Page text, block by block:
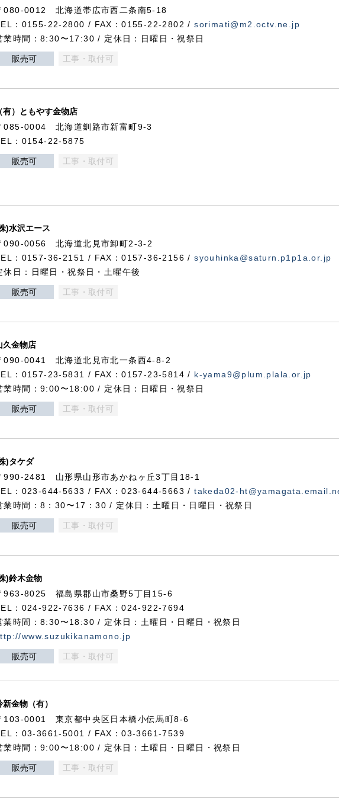
080-0012 北海道帯広市西二条南5-18
：0155-22-2800 / FAX：0155-22-2802 /sorimati@m2.octv.ne.jp
業時間：8:30〜17:30 / 定休日：日曜日・祝祭日
販売可 工事・取付可
有）ともやす金物店
085-0004 北海道釧路市新富町9-3
：0154-22-5875
販売可 工事・取付可
)水沢エース
090-0056 北海道北見市卸町2-3-2
：0157-36-2151 / FAX：0157-36-2156 /syouhinka@saturn.p1p1a.or.jp
休日：日曜日・祝祭日・土曜午後
販売可 工事・取付可
久金物店
090-0041 北海道北見市北一条西4-8-2
：0157-23-5831 / FAX：0157-23-5814 / k-yama9@plum.plala.or.jp
業時間：9:00〜18:00 / 定休日：日曜日・祝祭日
販売可 工事・取付可
)タケダ
990-2481 山形県山形市あかねヶ丘3丁目18-1
：023-644-5633 / FAX：023-644-5663 /takeda02-
業時間：8：30〜17：30 / 定休日：土曜日・日曜日・祝祭日
販売可 工事・取付可
)鈴木金物
963-8025 福島県郡山市桑野5丁目15-6
：024-922-7636 / FAX：024-922-7694
業時間：8:30〜18:30 / 定休日：土曜日・日曜日・祝祭日
www.suzukikanamono.jp
販売可 工事・取付可
新金物（有）
103-0001 東京都中央区日本橋小伝馬町8-6
：03-3661-5001 / FAX：03-3661-7539
業時間：9:00〜18:00 / 定休日：土曜日・日曜日・祝祭日
販売可 工事・取付可